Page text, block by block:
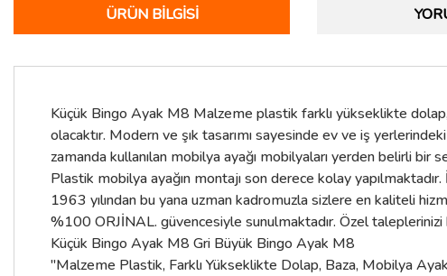
ÜRÜN BILGISI
Küçük Bingo Ayak M8 Malzeme plastik farklı yükseklikte dolap,
olacaktır. Modern ve şık tasarımı sayesinde ev ve iş
zamanda kullanılan mobilya ayağı mobilyaları yerden belirli
Plastik mobilya ayağın montajı son derece kolay
1963 yılından bu yana uzman kadromuzla sizlere en kaliteli
%100 ORJİNAL. güvencesiyle sunulmaktadır. Özel taleplerinizi
Küçük Bingo Ayak M8 Gri Büyük Bingo Ayak M8
"Malzeme Plastik, Farklı Yükseklikte Dolap, Baza, Mobilya